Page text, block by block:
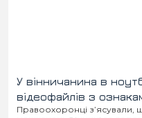
Конфлікти
Історія
Спорт
У вінничанина в
відеофайлів з
Правоохоронці з’ясували,